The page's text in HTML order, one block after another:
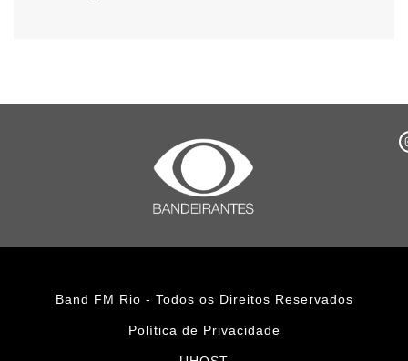
Band FM Rio - Todos os Direitos Reservados
Política de Privacidade